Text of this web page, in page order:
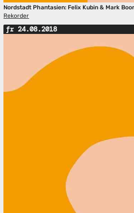
Nordstadt Phantasien: Felix Kubin & Mark
Rekorder
fr 24.08.2018